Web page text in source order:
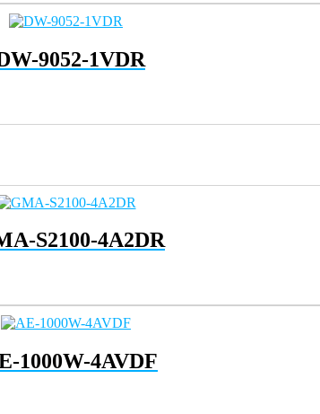
9052-1VDR
S2100-4A2DR
1000W-4AVDF